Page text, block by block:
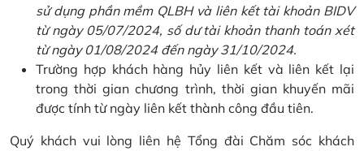
sử dụng phần mềm QLBH và liên kết tài khoản BIDV
từ ngày 05/07/2024, số dư tài khoản thanh toán xét
từ ngày 01/08/2024 đến ngày 31/10/2024.
Trường hợp khách hàng hủy liên kết và liên kết lại
trong thời gian chương trình, thời gian khuyến mãi
được tính từ ngày liên kết thành công đầu tiên.
Quý khách vui lòng liên hệ Tổng đài Chăm sóc khách